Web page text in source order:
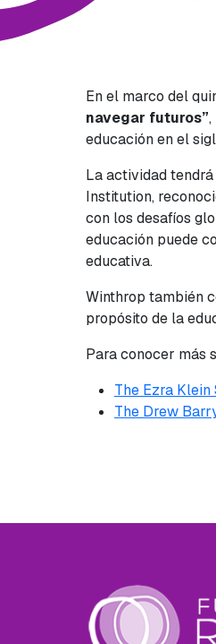
En el marco del
navegar futuros”,
educación en el
La actividad
Institution,
con los desafíos
educación puede
educativa.
Winthrop también
propósito de la
Para conocer más
The Ezra Klein
The Drew